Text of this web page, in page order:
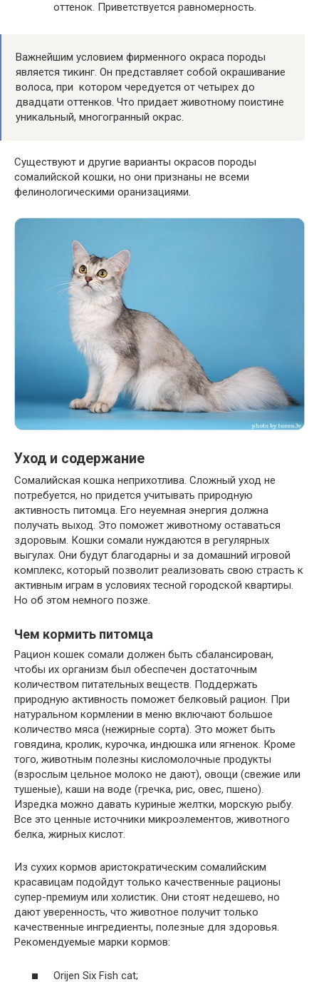
оттенок. Приветствуется равномерность.
Важнейшим условием фирменного окраса породы
является тикинг. Он представляет собой окрашивание
волоса, при котором чередуется от четырех до
двадцати оттенков. Что придает животному поистине
уникальный, многогранный окрас.
Существуют и другие варианты окрасов породы
сомалийской кошки, но они признаны не всеми
фелинологическими оранизациями.
Уход и содержание
Сомалийская кошка неприхотлива. Сложный уход не
потребуется, но придется учитывать природную
активность питомца. Его неуемная энергия должна
получать выход. Это поможет животному оставаться
здоровым. Кошки сомали нуждаются в регулярных
выгулах. Они будут благодарны и за домашний игровой
комплекс, который позволит реализовать свою страсть к
активным играм в условиях тесной городской квартиры.
Но об этом немного позже.
Чем кормить питомца
Рацион кошек сомали должен быть сбалансирован,
чтобы их организм был обеспечен достаточным
количеством питательных веществ. Поддержать
природную активность поможет белковый рацион. При
натуральном кормлении в меню включают большое
количество мяса (нежирные сорта). Это может быть
говядина, кролик, курочка, индюшка или ягненок. Кроме
того, животным полезны кисломолочные продукты
(взрослым цельное молоко не дают), овощи (свежие или
тушеные), каши на воде (гречка, рис, овес, пшено).
Изредка можно давать куриные желтки, морскую рыбу.
Все это ценные источники микроэлементов, животного
белка, жирных кислот.
Из сухих кормов аристократическим сомалийским
красавицам подойдут только качественные рационы
супер-премиум или холистик. Они стоят недешево, но
дают уверенность, что животное получит только
качественные ингредиенты, полезные для здоровья.
Рекомендуемые марки кормов:
Orijen Six Fish cat;